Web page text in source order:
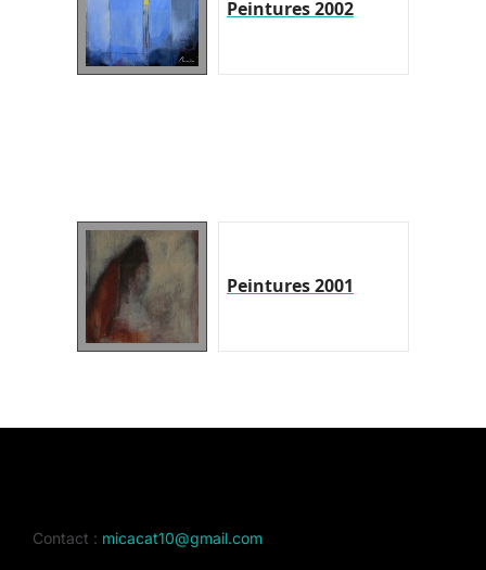
Peintures 2002
Peintures 2001
Contact : micacat10@gmail.com